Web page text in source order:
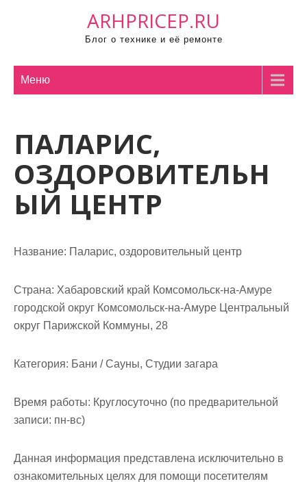
ARHPRICEP.RU
Блог о технике и её ремонте
Меню
ПАЛАРИС,
ОЗДОРОВИТЕЛЬН
ЫЙ ЦЕНТР
Название: Паларис, оздоровительный центр
Страна: Хабаровский край Комсомольск-на-Амуре
городской округ Комсомольск-на-Амуре Центральный
округ Парижской Коммуны, 28
Категория: Бани / Сауны, Студии загара
Время работы: Круглосуточно (по предварительной
записи: пн-вс)
Данная информация представлена исключительно в
ознакомительных целях для помощи посетителям